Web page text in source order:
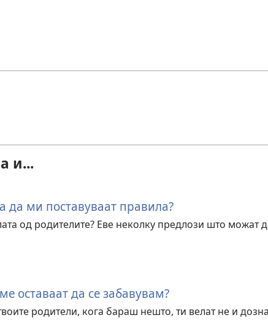
и...
да ми поставуваат правила?
од родителите? Еве неколку предлози што можат
оставаат да се забавувам?
родители, кога бараш нешто, ти велат не и